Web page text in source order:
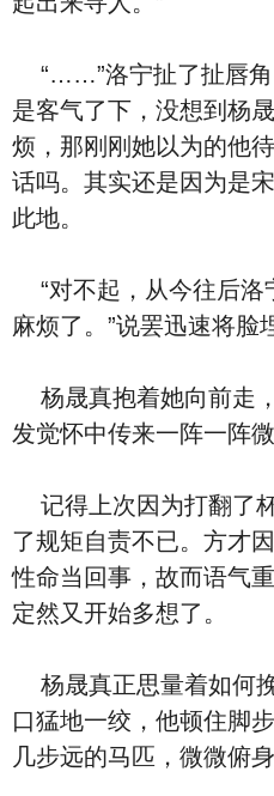
“……”洛宁扯了扯唇角
是客气了下，没想到杨
烦，那刚刚她以为的他
话吗。其实还是因为是
此地。
“对不起，从今往后洛
麻烦了。”说罢迅速将脸
杨晟真抱着她向前走
发觉怀中传来一阵一阵
记得上次因为打翻了
了规矩自责不已。方才
性命当回事，故而语气
定然又开始多想了。
杨晟真正思量着如何
口猛地一绞，他顿住脚
几步远的马匹，微微俯身